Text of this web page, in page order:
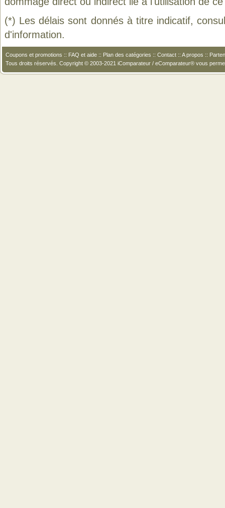
(*) Les délais sont donnés à titre indicatif,
d'information.
Coupons et promotions :: FAQ et aide :: Plan des catégories :: Contact :: A propos ::
Tous droits réservés. Copyright © 2003-2021 iComparateur / eComparateur® vous